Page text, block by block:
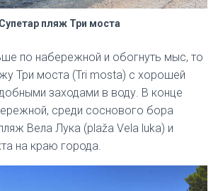
Супетар пляж Три моста
по набережной и обогнуть мыс, то
Три моста (Tri mosta) с хорошей
заходами в воду. В конце
среди соснового бора
Вела Лука (plaža Vela luka) и
на краю города.